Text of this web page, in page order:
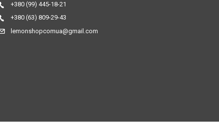
+380 (99) 445-18-21
+380 (63) 809-29-43
lemonshopcomua@gmail.com